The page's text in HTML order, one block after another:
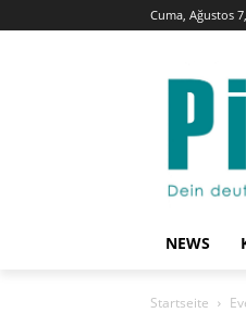
Cuma, Ağustos
NEWS
Startseite